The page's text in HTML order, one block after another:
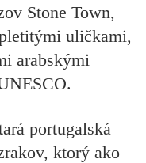
Stone Town,
uličkami,
arabskými
portugalská
ktorý ako